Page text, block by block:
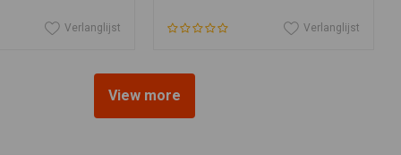
Verlanglijst Verlanglijst
View more